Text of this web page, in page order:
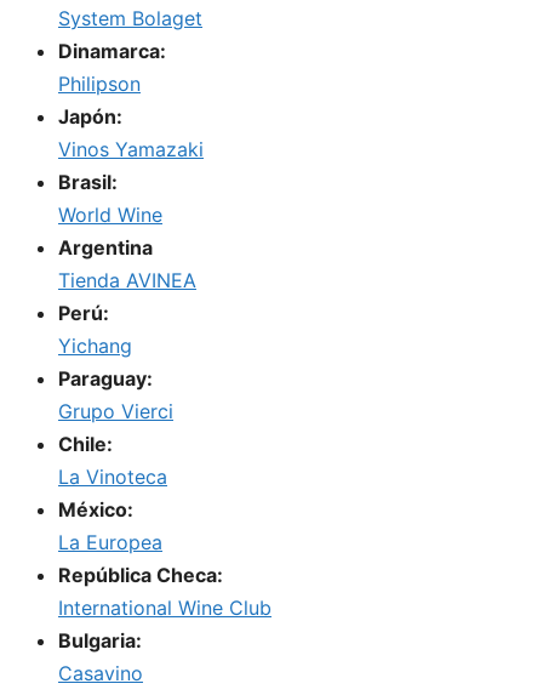
System Bolaget
Dinamarca:
Philipson
Japón:
Vinos Yamazaki
Brasil:
World Wine
Argentina
Tienda AVINEA
Perú:
Yichang
Paraguay:
Grupo Vierci
Chile:
La Vinoteca
México:
La Europea
República Checa:
International Wine Club
Bulgaria:
Casavino